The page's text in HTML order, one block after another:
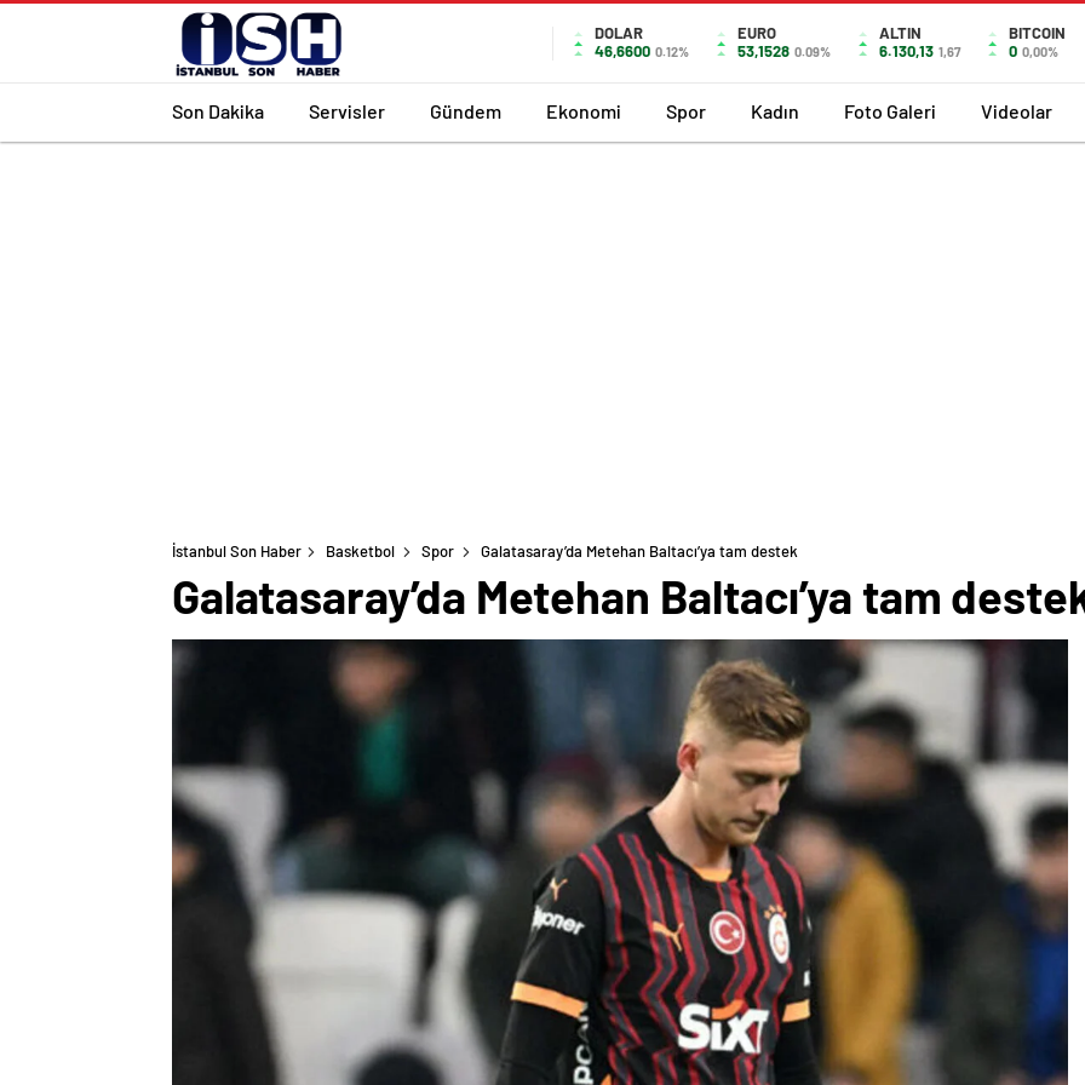
DOLAR
46,6600 0.12%
EURO
53,1528 0.09%
ALTIN
6.130,13 1,67
BITCOIN
0 0,00%
Son Dakika Servisler Gündem Ekonomi Spor Kadın Foto Galeri Videolar
İstanbul Son Haber Basketbol Spor Galatasaray’da Metehan Baltacı’ya tam destek
Galatasaray’da Metehan Baltacı’ya tam